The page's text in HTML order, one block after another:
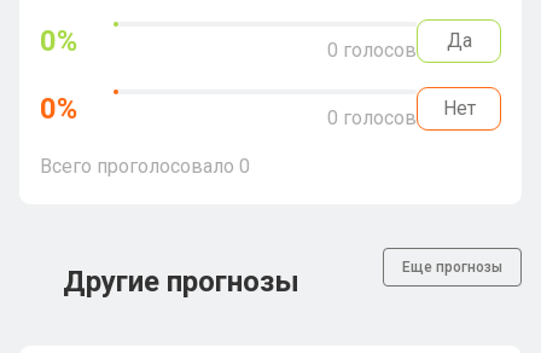
0% 0 голосов Да
0% 0 голосов Нет
Всего проголосовало 0
Другие прогнозы Еще прогнозы